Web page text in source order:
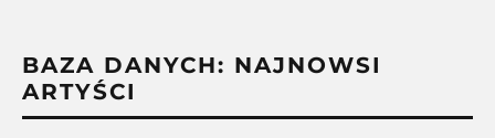
BAZA DANYCH: NAJNOWSI
ARTYŚCI